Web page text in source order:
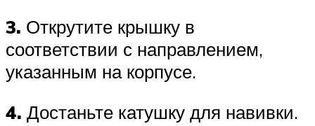
3. Открутите крышку в
соответствии с направлением,
указанным на корпусе.
4. Достаньте катушку для навивки.